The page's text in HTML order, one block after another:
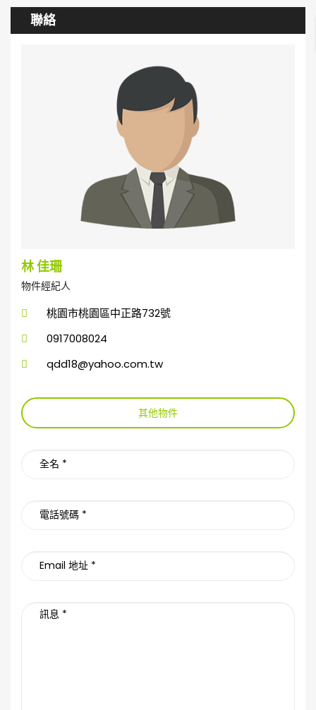
聯絡
林 佳珊
物件經紀人
桃園市桃園區中正路732號
0917008024
qdd18@yahoo.com.tw
其他物件